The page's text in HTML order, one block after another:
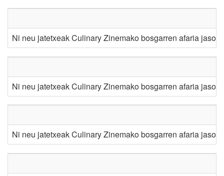
Ni neu jatetxeak Culinary Zinemako bosgarren afaria jaso
Ni neu jatetxeak Culinary Zinemako bosgarren afaria jaso
Ni neu jatetxeak Culinary Zinemako bosgarren afaria jaso